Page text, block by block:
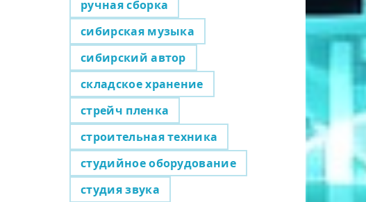
ручная сборка
сибирская музыка
сибирский автор
складское хранение
стрейч пленка
строительная техника
студийное оборудование
студия звука